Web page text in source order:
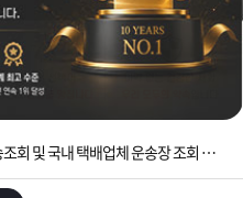
입금확인이 안되는 상황을 대비해 꼭 입금후 고객센터 연락바랍니다.
및 휴무 안내
[운송장번호 조회법]배송조회 및 국내 택배업체 운송장 조회 하는법